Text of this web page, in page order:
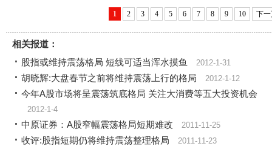
1 2 3 4 5 6 7 8 9 10 下
相关报道：
股指或维持震荡格局 短线可适当浑水摸鱼
2012-1-31
胡晓辉:大盘春节之前将维持震荡上行的格局 2012-1-12
今年A股市场将呈震荡筑底格局 关注大消费等五大投资机会
2012-1-4
中原证券：A股窄幅震荡格局短期难改 2011-11-25
收评:股指短期仍将维持震荡整理格局 2011-11-23